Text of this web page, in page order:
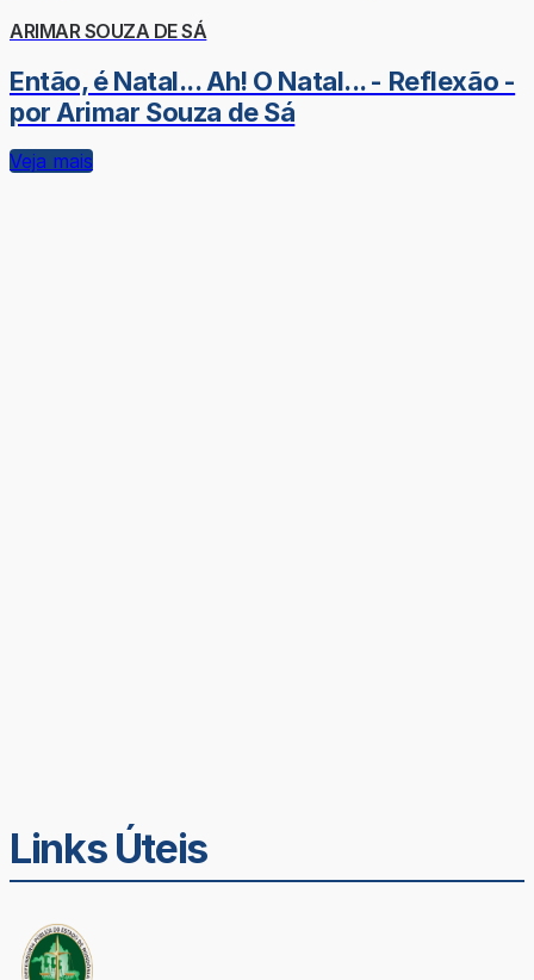
ARIMAR SOUZA DE SÁ
Então, é Natal... Ah! O Natal... - Reflexão -
por Arimar Souza de Sá
Veja mais
Links Úteis